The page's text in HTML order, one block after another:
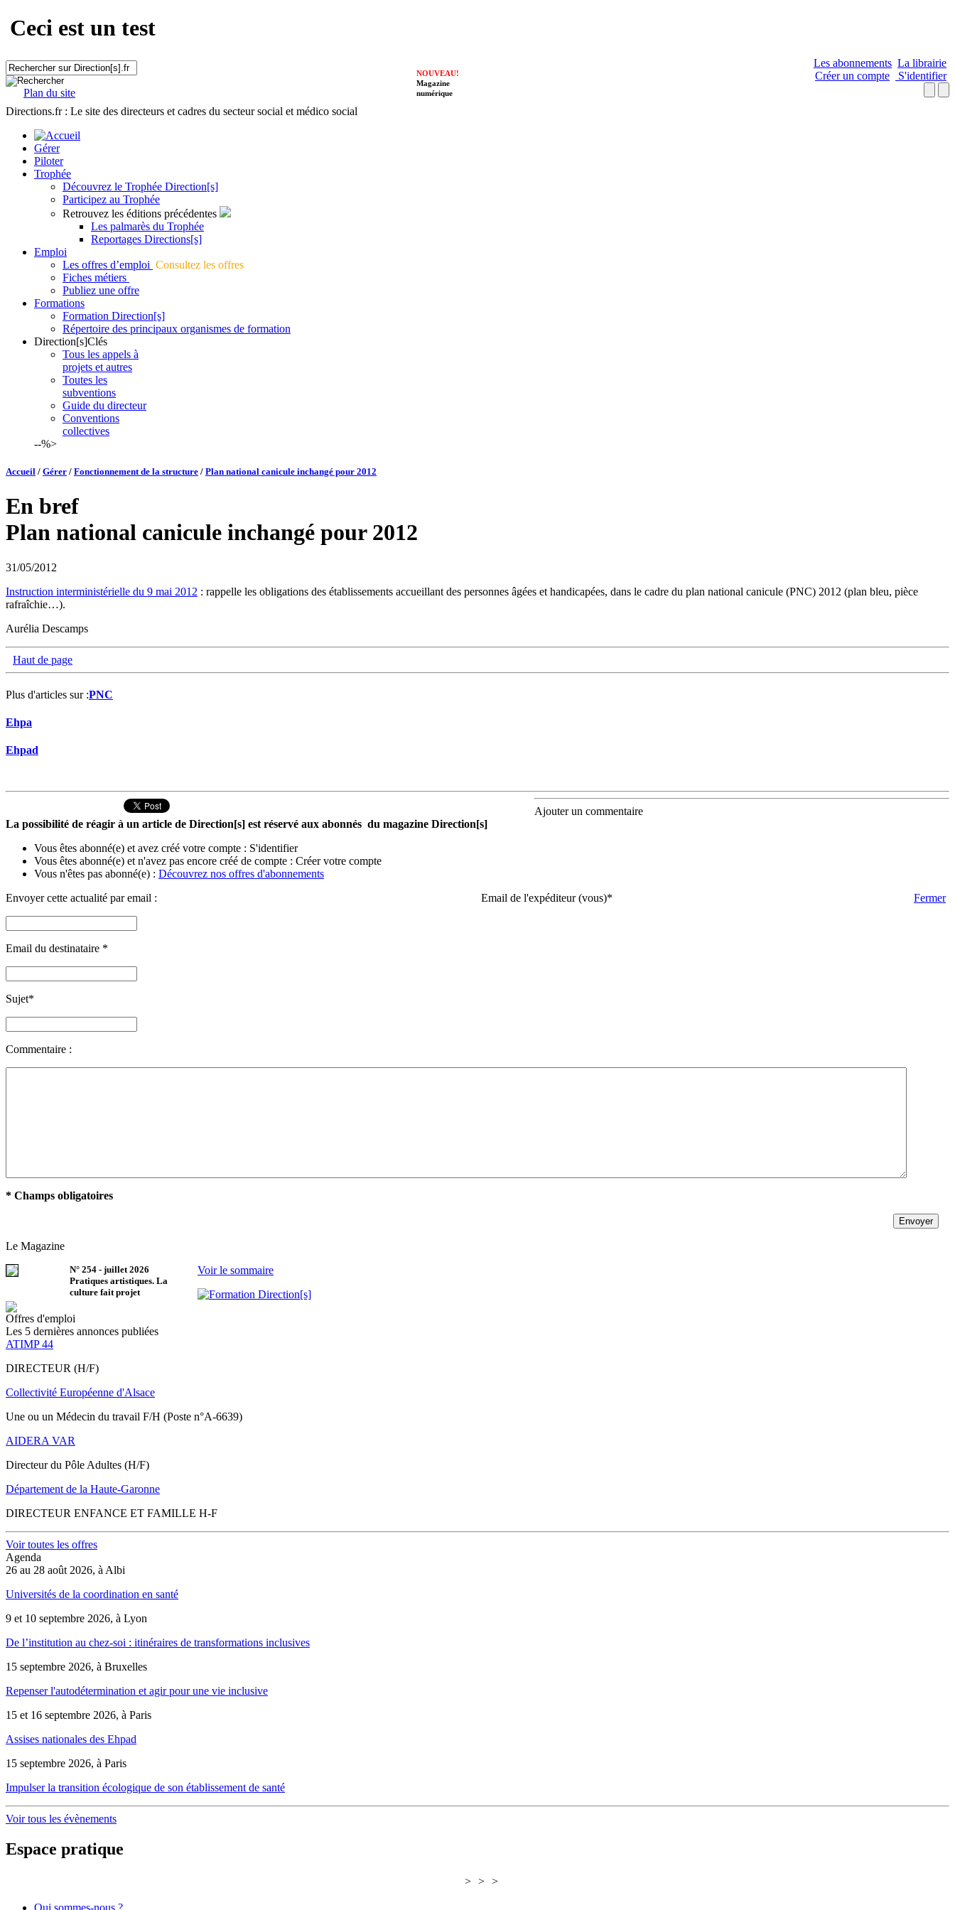
Ceci est un test
Plan du site
Les abonnements La librairie
Créer un compte
S'identifier
NOUVEAU!
Magazine
numérique
Directions.fr : Le site des directeurs et cadres du secteur social et médico social
Gérer
Piloter
Trophée
Découvrez le Trophée Direction[s]
Participez au Trophée
Retrouvez les éditions précédentes
Les palmarès du Trophée
Reportages Directions[s]
Emploi
Les offres d’emploi Consultez les offres
Fiches métiers
Publiez une offre
Formations
Formation Direction[s]
Répertoire des principaux organismes de formation
Direction[s]Clés
Tous les appels à
projets et autres
Toutes les
subventions
Guide du directeur
Conventions
collectives
--%>
Accueil / Gérer / Fonctionnement de la structure / Plan national canicule inchangé pour 2012
En bref
Plan national canicule inchangé pour 2012
31/05/2012
Instruction interministérielle du 9 mai 2012 : rappelle les obligations des établissements accueillant des personnes âgées et handicapées, dans le cadre du plan national canicule (PNC) 2012 (plan bleu, pièce
rafraîchie…).
Aurélia Descamps
Haut de page
Plus d'articles sur :PNC
Ehpa
Ehpad
Ajouter un commentaire
La possibilité de réagir à un article de Direction[s] est réservé aux abonnés du magazine Direction[s]
Vous êtes abonné(e) et avez créé votre compte : S'identifier
Vous êtes abonné(e) et n'avez pas encore créé de compte : Créer votre compte
Vous n'êtes pas abonné(e) : Découvrez nos offres d'abonnements
Envoyer cette actualité par email :
Fermer
Email de l'expéditeur (vous)*
Email du destinataire *
Sujet*
Commentaire :
* Champs obligatoires
Le Magazine
N° 254 - juillet 2026
Pratiques artistiques. La
culture fait projet
Voir le sommaire
Offres d'emploi
Les 5 dernières annonces publiées
ATIMP 44
DIRECTEUR (H/F)
Collectivité Européenne d'Alsace
Une ou un Médecin du travail F/H (Poste n°A-6639)
AIDERA VAR
Directeur du Pôle Adultes (H/F)
Département de la Haute-Garonne
DIRECTEUR ENFANCE ET FAMILLE H-F
Voir toutes les offres
Agenda
26 au 28 août 2026, à Albi
Universités de la coordination en santé
9 et 10 septembre 2026, à Lyon
De l’institution au chez-soi : itinéraires de transformations inclusives
15 septembre 2026, à Bruxelles
Repenser l'autodétermination et agir pour une vie inclusive
15 et 16 septembre 2026, à Paris
Assises nationales des Ehpad
15 septembre 2026, à Paris
Impulser la transition écologique de son établissement de santé
Voir tous les évènements
Espace pratique
> > >
Qui sommes-nous ?